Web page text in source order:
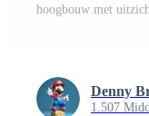
hoogbouw met
Denny
1.507